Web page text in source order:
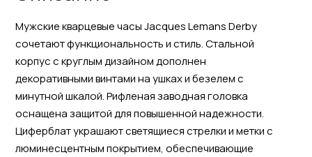
Мужские кварцевые часы Jacques Lemans Derby
сочетают функциональность и стиль. Стальной
корпус с круглым дизайном дополнен
декоративными винтами на ушках и безелем с
минутной шкалой. Рифленая заводная головка
оснащена защитой для повышенной надежности.
Циферблат украшают светящиеся стрелки и метки с
люминесцентным покрытием, обеспечивающие